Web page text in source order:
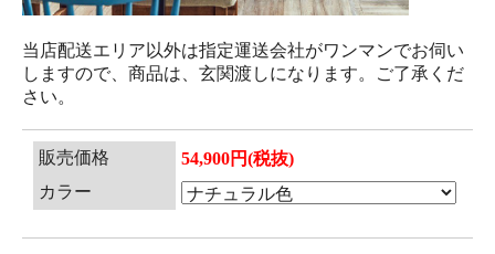
当店配送エリア以外は指定運送会社がワンマンでお伺い
しますので、商品は、玄関渡しになります。ご了承くだ
さい。
販売価格
54,900円(税抜)
カラー